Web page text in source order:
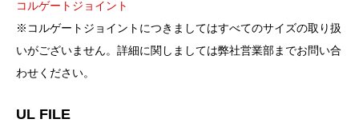
コルゲートジョイント
※コルゲートジョイントにつきましてはすべてのサイズの取り扱
いがございません。詳細に関しましては弊社営業部までお問い合
わせください。
UL FILE